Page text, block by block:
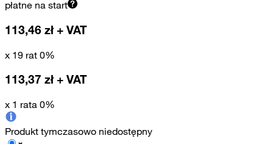
płatne na start
113,46 zł + VAT
x 19 rat 0%
113,37 zł + VAT
x 1 rata 0%
Produkt tymczasowo niedostępny